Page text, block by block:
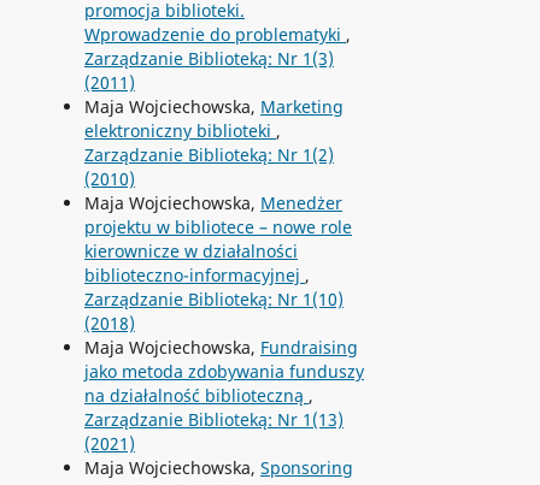
promocja biblioteki.
Wprowadzenie do problematyki ,
Zarządzanie Biblioteką: Nr 1(3)
(2011)
Maja Wojciechowska, Marketing
elektroniczny biblioteki ,
Zarządzanie Biblioteką: Nr 1(2)
(2010)
Maja Wojciechowska, Menedżer
projektu w bibliotece – nowe role
kierownicze w działalności
biblioteczno-informacyjnej ,
Zarządzanie Biblioteką: Nr 1(10)
(2018)
Maja Wojciechowska, Fundraising
jako metoda zdobywania funduszy
na działalność biblioteczną ,
Zarządzanie Biblioteką: Nr 1(13)
(2021)
Maja Wojciechowska, Sponsoring